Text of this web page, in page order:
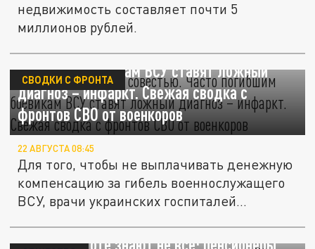
недвижимость составляет почти 5
миллионов рублей.
Пошли на сделку с совестью. Часто
погибшим боевикам ВСУ ставят ложный
диагноз – инфаркт. Свежая сводка с
фронтов СВО от военкоров
СВОДКИ С ФРОНТА
22 АВГУСТА 08:45
Для того, чтобы не выплачивать денежную
компенсацию за гибель военнослужащего
ВСУ, врачи украинских госпиталей...
Об этой льготе знают не все: пенсионеры